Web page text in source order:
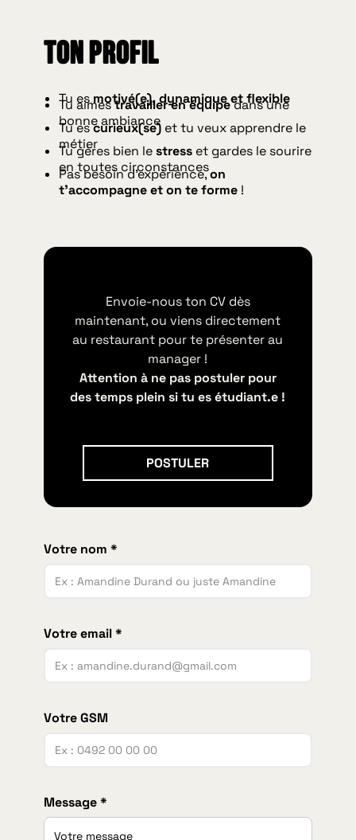
Ton profil
Tu es motivé(e), dynamique et flexible
Tu aimestravailler en équipedans une
bonne ambiance
Tu escurieux(se) et tu veux apprendre le
métier
Tu gères bien lestress et gardes le sourire
en toutes circonstances
Pas besoin d’expérience,on
t’accompagne et on te forme !
Envoie-nous ton CV dès
maintenant, ou viens directement
au restaurant pour te présenter au
manager !
Attention à ne pas postuler pour
des temps plein si tu es étudiant.e !
POSTULER
Votre nom *
Votre email *
Votre GSM
Message *